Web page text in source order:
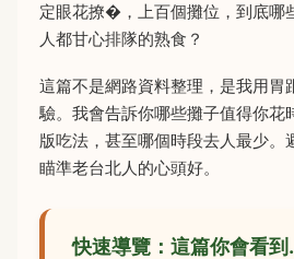
定眼花撩�，上百個攤位，到底哪
人都甘心排隊的熟食？
這篇不是網路資料整理，是我用胃
驗。我會告訴你哪些攤子值得你花
版吃法，甚至哪個時段去人最少。
瞄準老台北人的心頭好。
快速導覽：這篇你會看到